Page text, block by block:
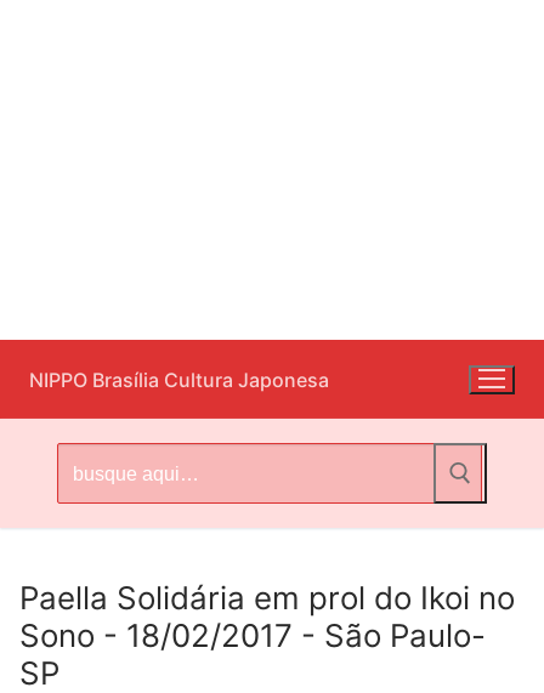
para
o
conteúdo
NIPPO Brasília Cultura Japonesa
por:
Paella Solidária em prol do Ikoi no
Sono - 18/02/2017 - São Paulo-
SP